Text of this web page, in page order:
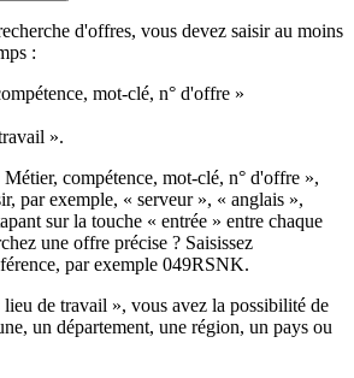
d'offres, vous devez saisir au moins
:
mot-clé, n° d'offre »
».
compétence, mot-clé, n° d'offre »,
par exemple, « serveur », « anglais »,
sur la touche « entrée » entre chaque
une offre précise ? Saisissez
par exemple 049RSNK.
de travail », vous avez la possibilité de
un département, une région, un pays ou